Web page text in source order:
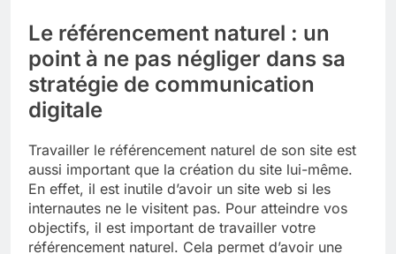
Le référencement naturel : un
point à ne pas négliger dans sa
stratégie de communication
digitale
Travailler le référencement naturel de son site est
aussi important que la création du site lui-même.
En effet, il est inutile d’avoir un site web si les
internautes ne le visitent pas. Pour atteindre vos
objectifs, il est important de travailler votre
référencement naturel. Cela permet d’avoir une